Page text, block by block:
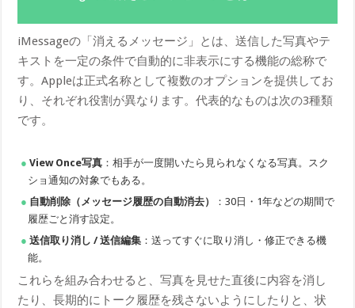
iMessageの「消えるメッセージ」とは、送信した写真やテ
キストを一定の条件で自動的に非表示にする機能の総称で
す。Appleは正式名称として複数のオプションを提供してお
り、それぞれ役割が異なります。代表的なものは次の3種類
です。
View Once写真 ：相手が一度開いたら見られなくなる写真。スク
ショ通知の対象でもある。
自動削除（メッセージ履歴の自動消去）
：30日・1年などの期間で
履歴ごと消す設定。
送信取り消し / 送信編集 ：送ってすぐに取り消し・修正できる機
能。
これらを組み合わせると、写真を見せた直後に内容を消し
たり、長期的にトーク履歴を残さないようにしたりと、状